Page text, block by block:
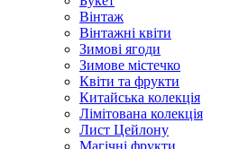
Вінтаж
Вінтажні квіти
Зимові ягоди
Зимове містечко
Квіти та фрукти
Китайська колекція
Лімітована колекція
Лист Цейлону
Магічні фрукти